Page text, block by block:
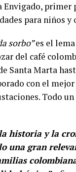
primer
para niños y
sorbo”es el
del café
Santa Marta
con el
Todo
historia y la
una gran